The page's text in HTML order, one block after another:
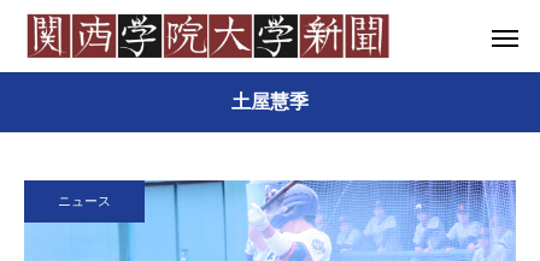
土屋慧季
ニュース